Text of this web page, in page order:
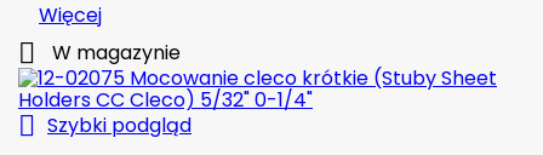
Więcej
 W magazynie
 Szybki podgląd